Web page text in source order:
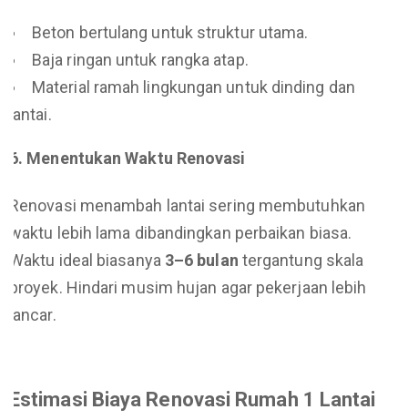
Beton bertulang untuk struktur utama.
Baja ringan untuk rangka atap.
Material ramah lingkungan untuk dinding dan
lantai.
6. Menentukan Waktu Renovasi
Renovasi menambah lantai sering membutuhkan
waktu lebih lama dibandingkan perbaikan biasa.
Waktu ideal biasanya 3–6 bulan tergantung skala
proyek. Hindari musim hujan agar pekerjaan lebih
lancar.
Estimasi Biaya Renovasi Rumah 1 Lantai